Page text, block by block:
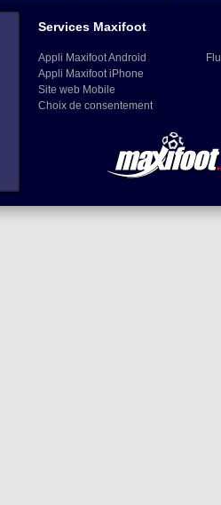
Services Maxifoot
Appli Maxifoot Android
Appli Maxifoot iPhone
Site web Mobile
Choix de consentement